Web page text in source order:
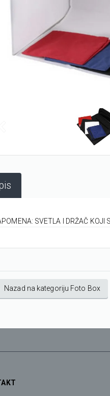
SVETLA I DRŽAČ KOJI
Nazad na kategoriju Foto Box